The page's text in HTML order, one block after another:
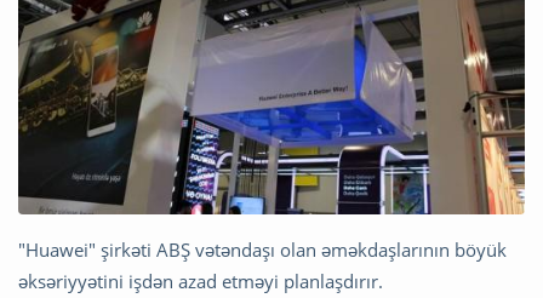
"Huawei" şirkəti ABŞ vətəndaşı olan əməkdaşlarının böyük
əksəriyyətini işdən azad etməyi planlaşdırır.